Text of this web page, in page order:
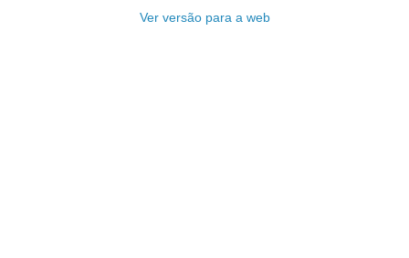
Ver versão para a web